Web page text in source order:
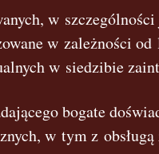
w
w zależności od
w siedzibie
bogate
w tym z